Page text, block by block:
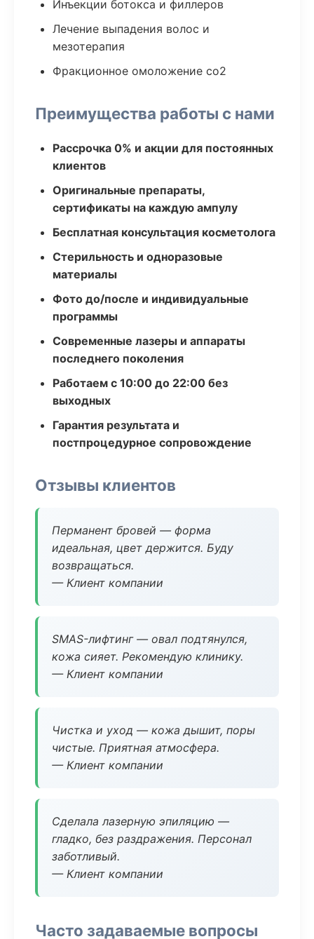
Инъекции ботокса и филлеров
Лечение выпадения волос и
мезотерапия
Фракционное омоложение co2
Преимущества работы с нами
Рассрочка 0% и акции для постоянных
клиентов
Оригинальные препараты,
сертификаты на каждую ампулу
Бесплатная консультация косметолога
Стерильность и одноразовые
материалы
Фото до/после и индивидуальные
программы
Современные лазеры и аппараты
последнего поколения
Работаем с 10:00 до 22:00 без
выходных
Гарантия результата и
постпроцедурное сопровождение
Отзывы клиентов
Перманент бровей — форма
идеальная, цвет держится. Буду
возвращаться.
— Клиент компании
SMAS-лифтинг — овал подтянулся,
кожа сияет. Рекомендую клинику.
— Клиент компании
Чистка и уход — кожа дышит, поры
чистые. Приятная атмосфера.
— Клиент компании
Сделала лазерную эпиляцию —
гладко, без раздражения. Персонал
заботливый.
— Клиент компании
Часто задаваемые вопросы